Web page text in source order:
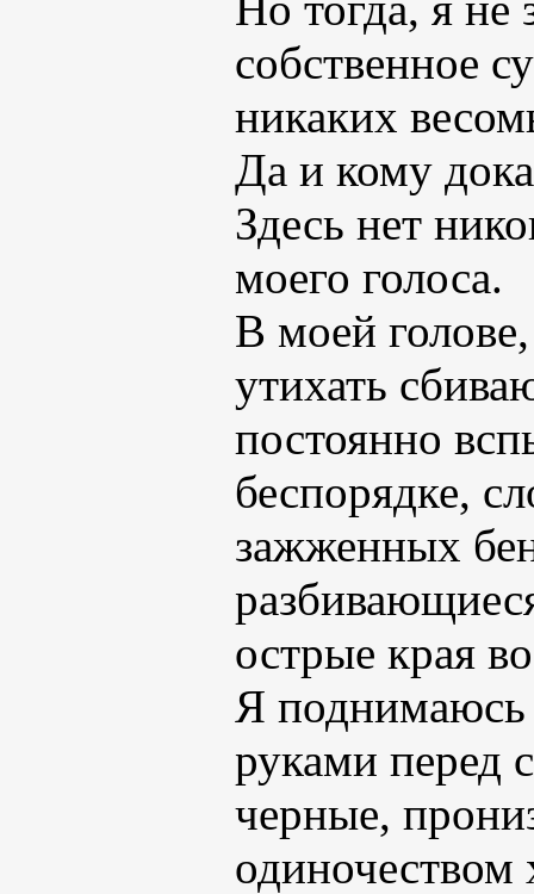
собственное
никаких
Да и кому
Здесь нет
моего голоса.
В моей
утихать
постоянно
беспорядке,
зажженных
острые края
Я поднимаюсь
руками перед
черные,